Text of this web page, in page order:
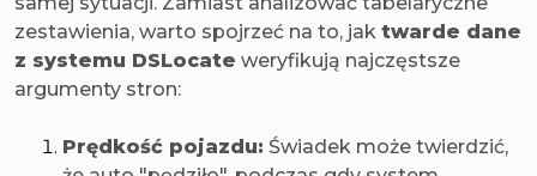
zestawienia, warto spojrzeć na to, jak twarde dane
z systemu DSLocate weryfikują najczęstsze
argumenty stron:
Prędkość pojazdu: Świadek może twierdzić,